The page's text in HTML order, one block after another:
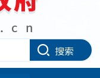
搜索